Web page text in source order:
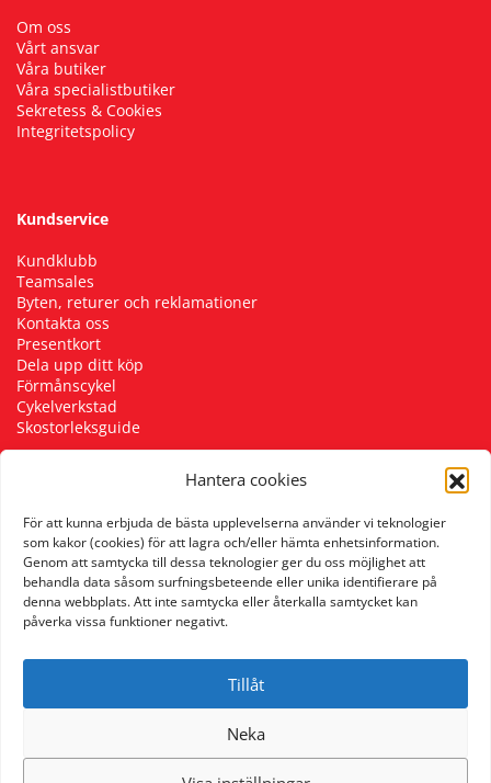
Hantera cookies
För att kunna erbjuda de bästa upplevelserna använder vi teknologier
som kakor (cookies) för att lagra och/eller hämta enhetsinformation.
Genom att samtycka till dessa teknologier ger du oss möjlighet att
behandla data såsom surfningsbeteende eller unika identifierare på
denna webbplats. Att inte samtycka eller återkalla samtycket kan
påverka vissa funktioner negativt.
Tillåt
Neka
Om oss
Vårt ansvar
Våra butiker
Våra specialistbutiker
Sekretess & Cookies
Integritetspolicy
Kundservice
Kundklubb
Teamsales
Byten, returer och reklamationer
Kontakta oss
Presentkort
Dela upp ditt köp
Förmånscykel
Cykelverkstad
Skostorleksguide
Följ oss